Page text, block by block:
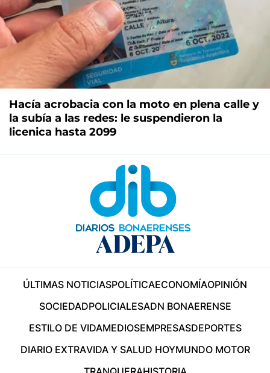
Hacía acrobacia con la moto en plena calle y
la subía a las redes: le suspendieron la
licenica hasta 2099
ÚLTIMAS NOTICIASPOLÍTICAECONOMÍAOPINIÓN
SOCIEDADPOLICIALESADN BONAERENSE
ESTILO DE VIDAMEDIOSEMPRESASDEPORTES
DIARIO EXTRAVIDA Y SALUD HOYMUNDO MOTOR